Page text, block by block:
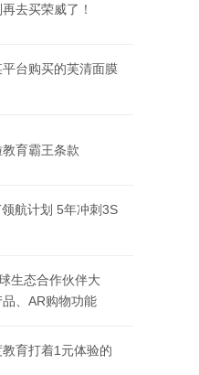
去买荣威了！
台购买的芙清面膜
育霸王条款
航计划 5年冲刺3S
生态合作伙伴大
、AR购物功能
育打着1元体验的